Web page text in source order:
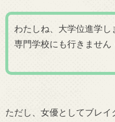
わたしね、大学位進学し
専門学校にも行きません
ただし、女優としてブレイ